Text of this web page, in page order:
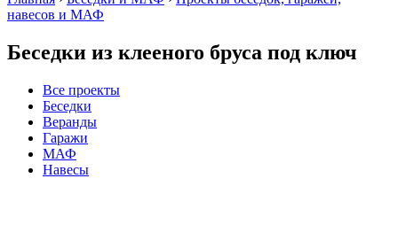
навесов и МАФ
Беседки из клееного бруса под ключ
Все проекты
Беседки
Веранды
Гаражи
МАФ
Навесы